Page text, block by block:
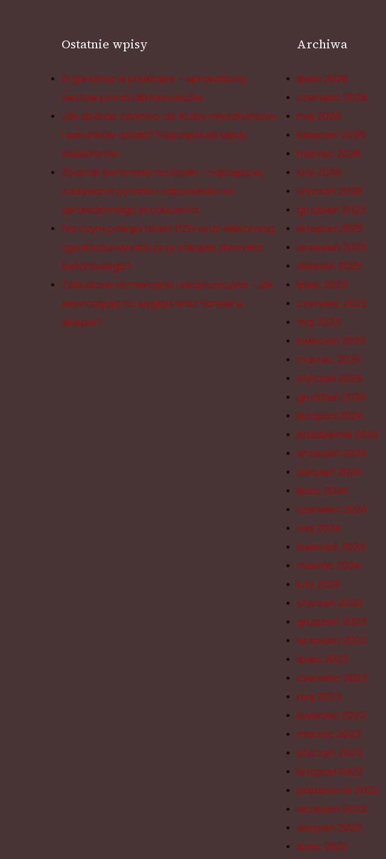
Ostatnie wpisy
Ergonomia w pojeździe – sprawdzony
zestaw porad dla kierowców
Jak dobrać szambo do liczby mieszkańców
i warunków działki? Najczęstsze błędy
inwestorów.
Zbiornik betonowy na ścieki – najczęściej
zadawane pytania i odpowiedzi od
sprawdzonego producenta
Na czym polega atest PZH oraz deklaracją
zgodności wyrobu przy zakupie zbiornika
betonowego?
Zabudowy komercyjne i ekspozycyjne – jak
wpomagają na wygląd oraz handel w
sklepie?
Archiwa
lipiec 2026
czerwiec 2026
maj 2026
kwiecień 2026
marzec 2026
luty 2026
styczeń 2026
grudzień 2025
listopad 2025
wrzesień 2025
sierpień 2025
lipiec 2025
czerwiec 2025
maj 2025
kwiecień 2025
marzec 2025
styczeń 2025
grudzień 2024
listopad 2024
październik 2024
wrzesień 2024
sierpień 2024
lipiec 2024
czerwiec 2024
maj 2024
kwiecień 2024
marzec 2024
luty 2024
styczeń 2024
grudzień 2023
wrzesień 2023
lipiec 2023
czerwiec 2023
maj 2023
kwiecień 2023
marzec 2023
styczeń 2023
listopad 2022
październik 2022
wrzesień 2022
sierpień 2022
lipiec 2022